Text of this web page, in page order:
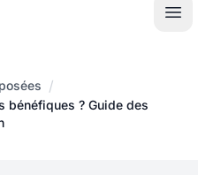
/
bénéfiques ? Guide des